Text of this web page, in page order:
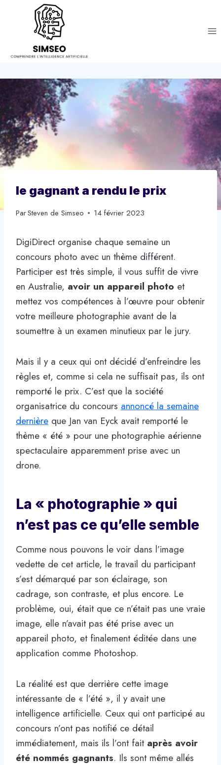
le gagnant a rendu le prix
ParSteven de Simseo 14 février 2023
DigiDirect organise chaque semaine un
concours photo avec un thème différent.
Participer est très simple, il vous suffit de vivre
en Australie, avoir un appareil photo et
mettez vos compétences à l’œuvre pour obtenir
votre meilleure photographie avant de la
soumettre à un examen minutieux par le jury.
Mais il y a ceux qui ont décidé d’enfreindre les
règles et, comme si cela ne suffisait pas, ils ont
remporté le prix. C’est que la société
organisatrice du concours annoncé la semaine
dernière que Jan van Eyck avait remporté le
thème « été » pour une photographie aérienne
spectaculaire apparemment prise avec un
drone.
La « photographie » qui
n’est pas ce qu’elle semble
Comme nous pouvons le voir dans l’image
vedette de cet article, le travail du participant
s’est démarqué par son éclairage, son
cadrage, son contraste, et plus encore. Le
problème, oui, était que ce n’était pas une vraie
image, elle n’avait pas été prise avec un
appareil photo, et finalement éditée dans une
application comme Photoshop.
La réalité est que derrière cette image
intéressante de « l’été », il y avait une
intelligence artificielle. Ceux qui ont participé au
concours n’ont pas notifié ce détail
immédiatement, mais ils l’ont fait après avoir
été nommés gagnants. Ils sont même allés